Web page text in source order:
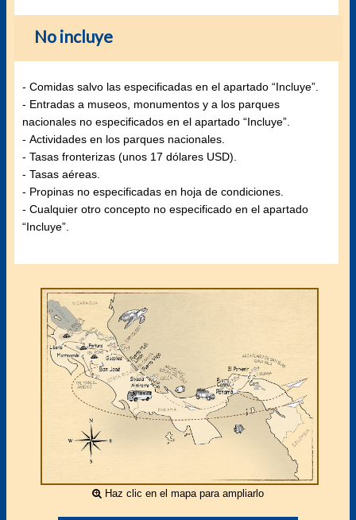
No incluye
- Comidas salvo las especificadas en el apartado “Incluye”.
- Entradas a museos, monumentos y a los parques
nacionales no especificados en el apartado “Incluye”.
- Actividades en los parques nacionales.
- Tasas fronterizas (unos 17 dólares USD).
- Tasas aéreas.
- Propinas no especificadas en hoja de condiciones.
- Cualquier otro concepto no especificado en el apartado
“Incluye”.
Haz clic en el mapa para ampliarlo